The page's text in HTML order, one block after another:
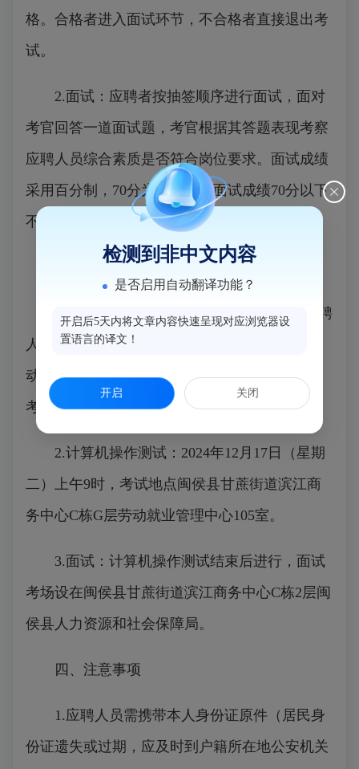
格。合格者进入面试环节，不合格者直接退出考
试。
2.面试：应聘者按抽签顺序进行面试，面对
考官回答一道面试题，考官根据其答题表现考察
应聘人员综合素质是否符合岗位要求。面试成绩
采用百分制，70分为及格线，面试成绩70分以下
不予聘用。
三、考试时间及地点
1.考试签到：2024年12月17日8时30分，应聘
人员到闽侯县甘蔗街道滨江商务中心C栋G层劳
动就业管理中心105室签到、核验身份，并进行
考试顺序抽签。
2.计算机操作测试：2024年12月17日（星期
二）上午9时，考试地点闽侯县甘蔗街道滨江商
务中心C栋G层劳动就业管理中心105室。
3.面试：计算机操作测试结束后进行，面试
考场设在闽侯县甘蔗街道滨江商务中心C栋2层闽
侯县人力资源和社会保障局。
四、注意事项
1.应聘人员需携带本人身份证原件（居民身
份证遗失或过期，应及时到户籍所在地公安机关
检测到非中文内容
是否启用自动翻译功能？
开启后5天内将文章内容快速呈现对应浏览器设
置语言的译文！
开启 关闭